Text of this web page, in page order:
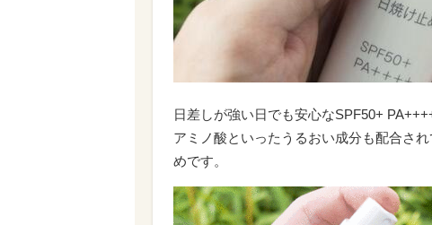
日差しが強い日でも安心なSPF50+
アミノ酸といったうるおい成分も配合さ
めです。